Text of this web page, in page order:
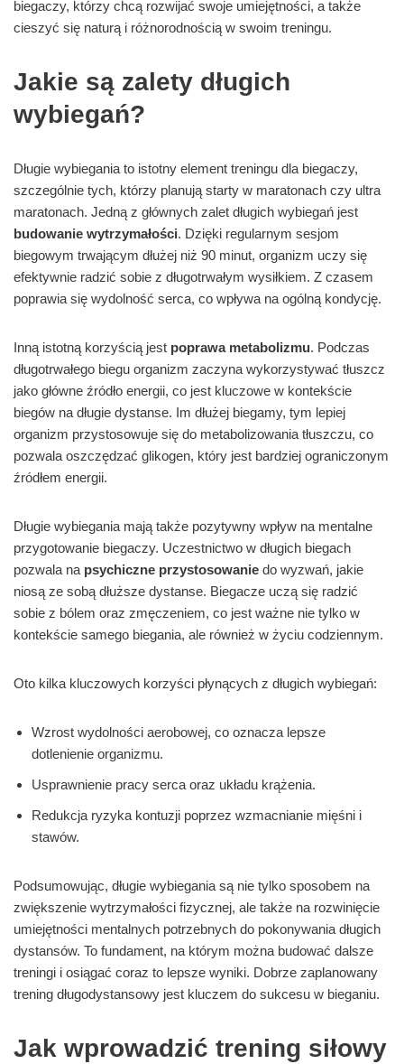
biegaczy, którzy chcą rozwijać swoje umiejętności, a także
cieszyć się naturą i różnorodnością w swoim treningu.
Jakie są zalety długich
wybiegań?
Długie wybiegania to istotny element treningu dla biegaczy,
szczególnie tych, którzy planują starty w maratonach czy ultra
maratonach. Jedną z głównych zalet długich wybiegań jest
budowanie wytrzymałości. Dzięki regularnym sesjom
biegowym trwającym dłużej niż 90 minut, organizm uczy się
efektywnie radzić sobie z długotrwałym wysiłkiem. Z czasem
poprawia się wydolność serca, co wpływa na ogólną kondycję.
Inną istotną korzyścią jest poprawa metabolizmu. Podczas
długotrwałego biegu organizm zaczyna wykorzystywać tłuszcz
jako główne źródło energii, co jest kluczowe w kontekście
biegów na długie dystanse. Im dłużej biegamy, tym lepiej
organizm przystosowuje się do metabolizowania tłuszczu, co
pozwala oszczędzać glikogen, który jest bardziej ograniczonym
źródłem energii.
Długie wybiegania mają także pozytywny wpływ na mentalne
przygotowanie biegaczy. Uczestnictwo w długich biegach
pozwala na psychiczne przystosowanie do wyzwań, jakie
niosą ze sobą dłuższe dystanse. Biegacze uczą się radzić
sobie z bólem oraz zmęczeniem, co jest ważne nie tylko w
kontekście samego biegania, ale również w życiu codziennym.
Oto kilka kluczowych korzyści płynących z długich wybiegań:
Wzrost wydolności aerobowej, co oznacza lepsze
dotlenienie organizmu.
Usprawnienie pracy serca oraz układu krążenia.
Redukcja ryzyka kontuzji poprzez wzmacnianie mięśni i
stawów.
Podsumowując, długie wybiegania są nie tylko sposobem na
zwiększenie wytrzymałości fizycznej, ale także na rozwinięcie
umiejętności mentalnych potrzebnych do pokonywania długich
dystansów. To fundament, na którym można budować dalsze
treningi i osiągać coraz to lepsze wyniki. Dobrze zaplanowany
trening długodystansowy jest kluczem do sukcesu w bieganiu.
Jak wprowadzić trening siłowy